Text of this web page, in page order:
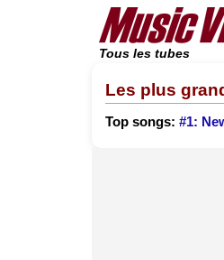
Tous les tubes
Les plus
Top songs: #1: